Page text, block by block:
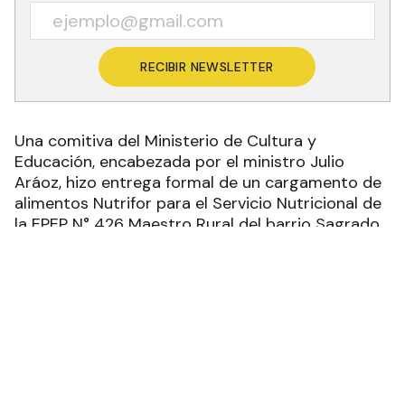
Recibí las noticias en tu email
RECIBIR NEWSLETTER
Una comitiva del Ministerio de Cultura y
Educación, encabezada por el ministro Julio